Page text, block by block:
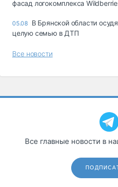
фасад логокомплекса
05.08 В Брянской области
целую семью в ДТП
Все новости
Все главные новости в